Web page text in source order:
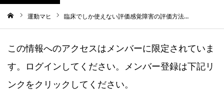
運動マヒ 臨床でしか使えない評価感覚障害の評価方法…
この情報へのアクセスはメンバーに限定されていま
す。ログインしてください。メンバー登録は下記リ
ンクをクリックしてください。